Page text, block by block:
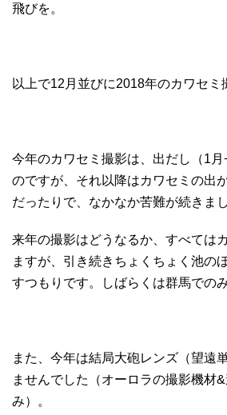
飛びを。
以上で12月並びに2018年のカワセミ
今年のカワセミ撮影は、出だし（1
のですが、それ以降はカワセミの出
だったりで、なかなか苦難が続きまし
来年の撮影はどうなるか、すべては
ますが、引き続きちょくちょく池の
すつもりです。しばらくは群馬での
また、今年は結局大砲レンズ（望遠
ませんでした（オーロラの撮影機材
み）。